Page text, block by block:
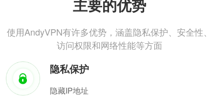
主要的优势
使用AndyVPN有许多优势，涵盖隐私保护、安全性、
访问权限和网络性能等方面
隐私保护
隐藏IP地址